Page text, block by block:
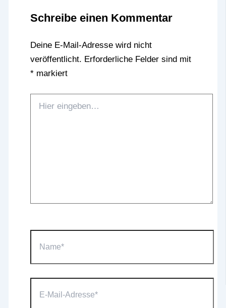
Schreibe einen Kommentar
Deine E-Mail-Adresse wird nicht
veröffentlicht. Erforderliche Felder sind mit
*markiert
eingeben…
Mail-